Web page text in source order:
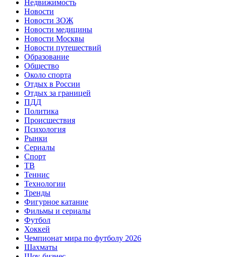
Недвижимость
Новости
Новости ЗОЖ
Новости медицины
Новости Москвы
Новости путешествий
Образование
Общество
Около спорта
Отдых в России
Отдых за границей
ПДД
Политика
Происшествия
Психология
Рынки
Сериалы
Спорт
ТВ
Теннис
Технологии
Тренды
Фигурное катание
Фильмы и сериалы
Футбол
Хоккей
Чемпионат мира по футболу 2026
Шахматы